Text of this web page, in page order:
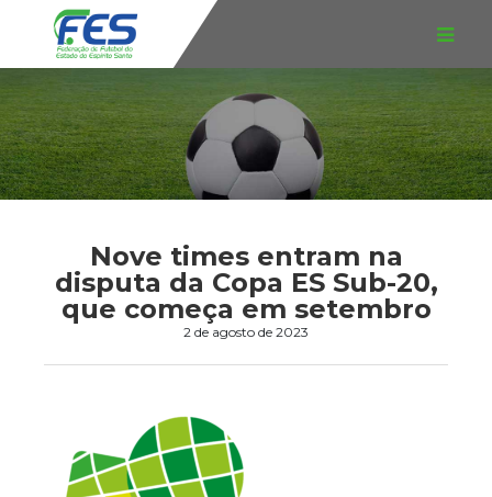
Nove times entram na
disputa da Copa ES Sub-20,
que começa em setembro
2 de agosto de 2023